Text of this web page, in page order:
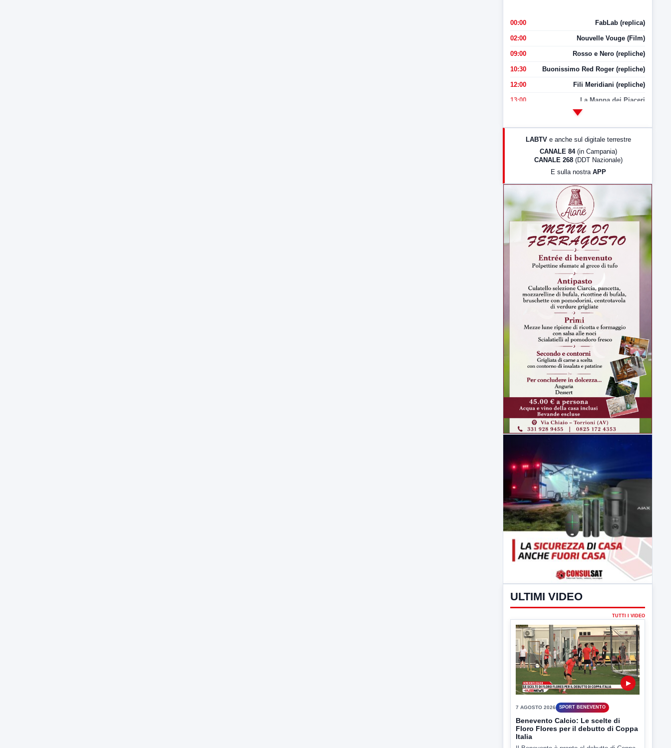
00:00 FabLab (replica)
02:00 Nouvelle Vouge (Film)
09:00 Rosso e Nero (repliche)
10:30 Buonissimo Red Roger (repliche)
12:00 Fili Meridiani (repliche)
13:00 La Mappa dei Piaceri
LabNews (Diretta)
LabNews (replica)
LABTV e anche sul digitale terrestre
CANALE 84 (in Campania)
CANALE 268 (DDT Nazionale)
E sulla nostra APP
ULTIMI VIDEO
▶
7 AGOSTO 2026 SPORT BENEVENTO
Benevento Calcio: Le scelte di
Floro Flores per il debutto di Coppa
Italia
Il Benevento è pronto al debutto di Coppa
Italia. Scelte...